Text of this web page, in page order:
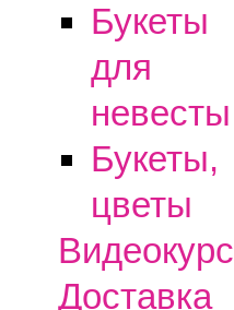
Букеты
для
невесты
Букеты,
цветы
Видеокурс
Доставка